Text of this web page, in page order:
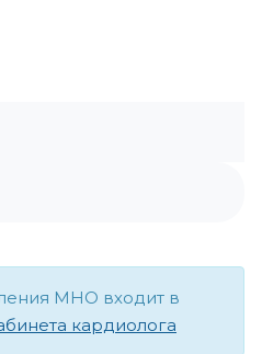
МНО входит в
кардиолога